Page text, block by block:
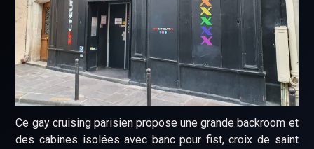
Ce gay cruising parisien propose une grande backroom et
des cabines isolées avec banc pour fist, croix de saint